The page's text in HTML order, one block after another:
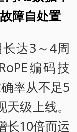
障自处置
达3～4周
编码技
率从不足5
级上线。
长10倍而运